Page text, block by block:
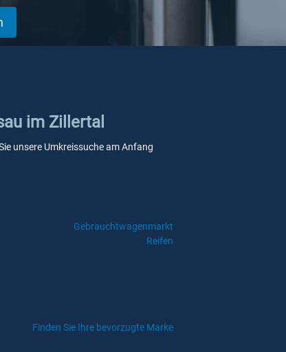
im Zillertal
unsere Umkreissuche am Anfang
Gebrauchtwagenmarkt
Reifen
Finden Sie Ihre bevorzugte Marke